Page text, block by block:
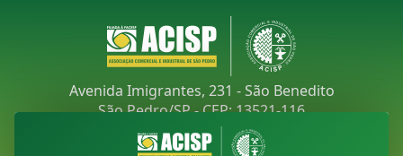
Avenida Imigrantes, 231 - São Benedito
São Pedro/SP - CEP: 13521-116
Telefone:(19) 3481-9030
acisp@acispsaopedro.com.br